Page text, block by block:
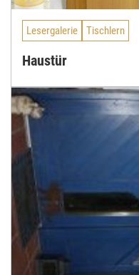
Lesergalerie Tischlern
Haustür